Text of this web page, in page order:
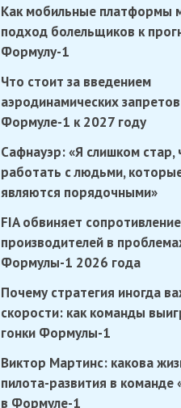
Как мобильные платформы
подход болельщиков к
Формулу-1
Что стоит за введением
аэродинамических
Формуле-1 к 2027 году
Сафнауэр: «Я слишком стар,
работать с людьми,
являются порядочными»
FIA обвиняет сопротивление
производителей в
Формулы-1 2026 года
Почему стратегия иногда
скорости: как команды
гонки Формулы-1
Виктор Мартинс: какова
пилота-развития в команде
в Формуле-1